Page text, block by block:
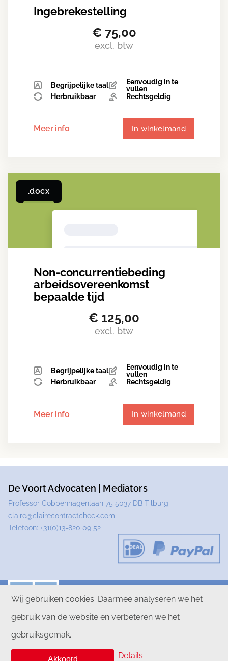
Ingebrekestelling
€ 75,00
excl. btw
Begrijpelijke taal
Eenvoudig in te
vullen
Herbruikbaar
Rechtsgeldig
Meer info In winkelmand
.docx
Non-concurrentiebeding
arbeidsovereenkomst
bepaalde tijd
€ 125,00
excl. btw
Begrijpelijke taal
Eenvoudig in te
vullen
Herbruikbaar
Rechtsgeldig
Meer info In winkelmand
De Voort Advocaten | Mediators
Professor Cobbenhagenlaan 75 5037 DB Tilburg
claire@clairecontractcheck.com
Telefoon: +31(0)13-820 09 52
PRIVACYVERKLARING
DISCLAIMER
ALGEMENE VOORWAARDEN
Wij gebruiken cookies. Daarmee analyseren we het
gebruik van de website en verbeteren we het
gebruiksgemak.
Details
Akkoord